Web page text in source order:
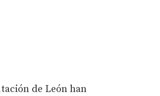
de León han